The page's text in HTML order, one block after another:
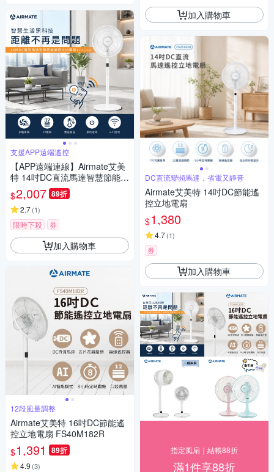
支援APP遠端遙控
【APP遠端連線】Airmate艾美
特 14吋DC直流馬達智慧節能遙
控立地電扇 FS35116RI
$2,007 89折
2.7(1)
限時下殺 券
加入購物車
12段風量調整
Airmate艾美特 16吋DC節能遙
控立地電扇 FS40M182R
$1,391 89折
4.9 (3)
加入購物車
DC直流變頻馬達，省電又靜音
Airmate艾美特 14吋DC節能遙
控立地電扇
$1,380
4.7(1)
券
加入購物車
指定風扇｜結帳88折
滿1件享88折